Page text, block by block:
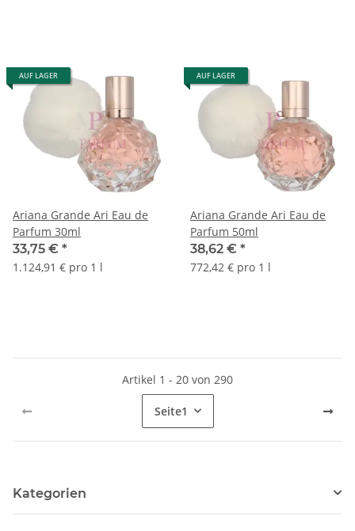
AUF LAGER
Ariana Grande Ari Eau de
Parfum 30ml
33,75 € *
1.124,91 € pro 1 l
AUF LAGER
Ariana Grande Ari Eau de
Parfum 50ml
38,62 € *
772,42 € pro 1 l
Artikel 1 - 20 von 290
Seite1
Kategorien